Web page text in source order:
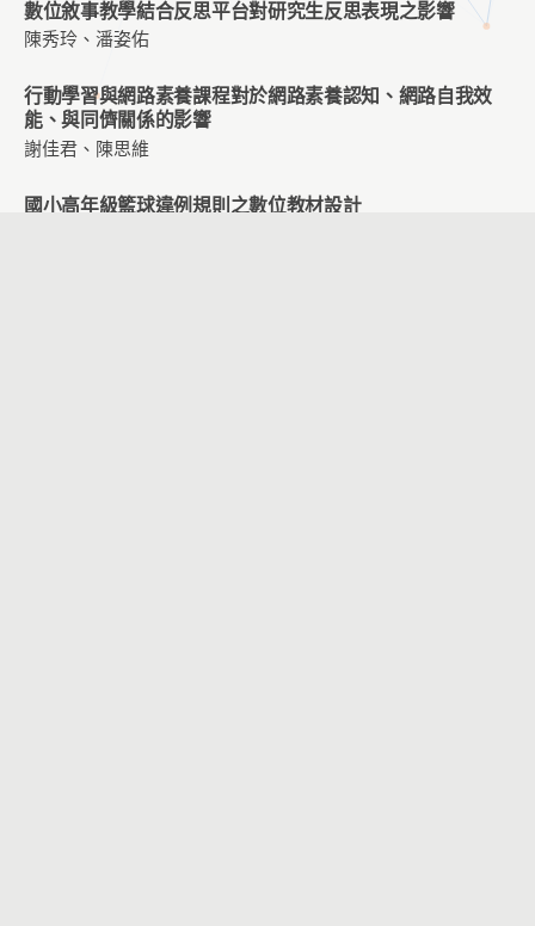
數位敘事教學結合反思平台對研究生反思表現之影響
陳秀玲、潘姿佑
行動學習與網路素養課程對於網路素養認知、網路自我效
能、與同儕關係的影響
謝佳君、陳思維
國小高年級籃球違例規則之數位教材設計